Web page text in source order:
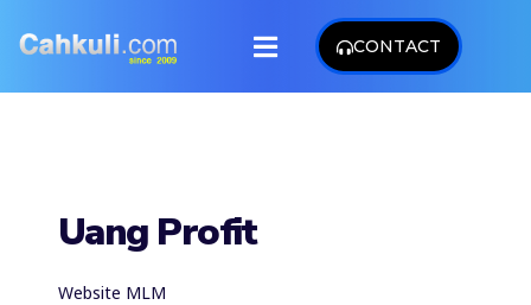
CONTACT
Uang Profit
Website MLM